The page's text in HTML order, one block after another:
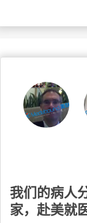
我们的病人
家，赴美就